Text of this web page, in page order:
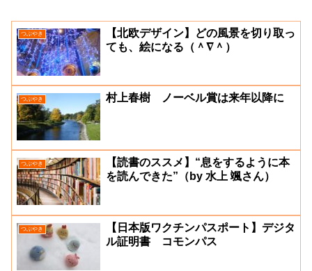
つぶやき
【北欧デザイン】どの風景を切り取っ
ても、絵になる（＾∇＾）
つぶやき 村上春樹 ノーベル賞は来年以降に
つぶやき
【読書のススメ】“息をするように本
を読んできた”（by 水上 颯さん）
つぶやき
【日本版ワクチンパスポート】デジタ
ル証明書 コモンパス